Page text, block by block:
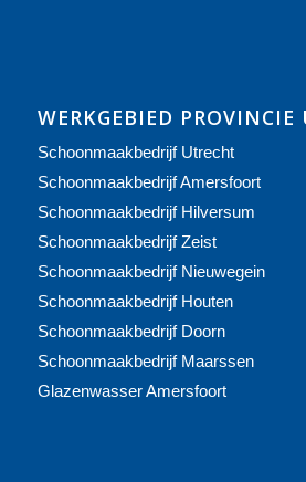
WERKGEBIED PROVINCIE
Schoonmaakbedrijf Utrecht
Schoonmaakbedrijf Amersfoort
Schoonmaakbedrijf Hilversum
Schoonmaakbedrijf Zeist
Schoonmaakbedrijf Nieuwegein
Schoonmaakbedrijf Houten
Schoonmaakbedrijf Doorn
Schoonmaakbedrijf Maarssen
Glazenwasser Amersfoort